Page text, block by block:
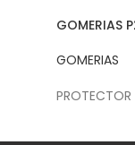
GOMERIAS
GOMERIAS